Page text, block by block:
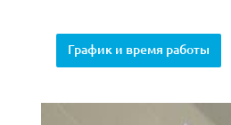
График и время работы